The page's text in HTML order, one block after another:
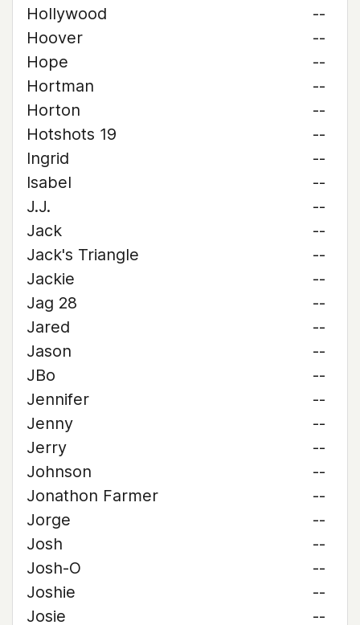
Hollywood
--
Hoover
--
Hope
--
Hortman
--
Horton
--
Hotshots 19
--
Ingrid
--
Isabel
--
J.J.
--
Jack
--
Jack's Triangle
--
Jackie
--
Jag 28
--
Jared
--
Jason
--
JBo
--
Jennifer
--
Jenny
--
Jerry
--
Johnson
--
Jonathon Farmer
--
Jorge
--
Josh
--
Josh-O
--
Joshie
--
Josie
--